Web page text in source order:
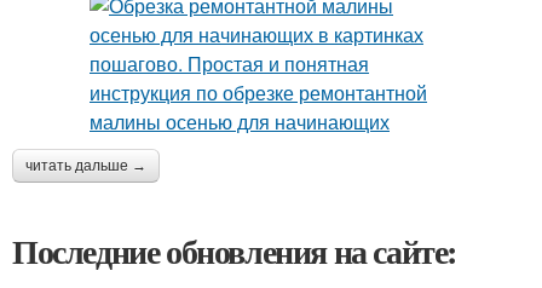
читать дальше →
Последние обновления на сайте: